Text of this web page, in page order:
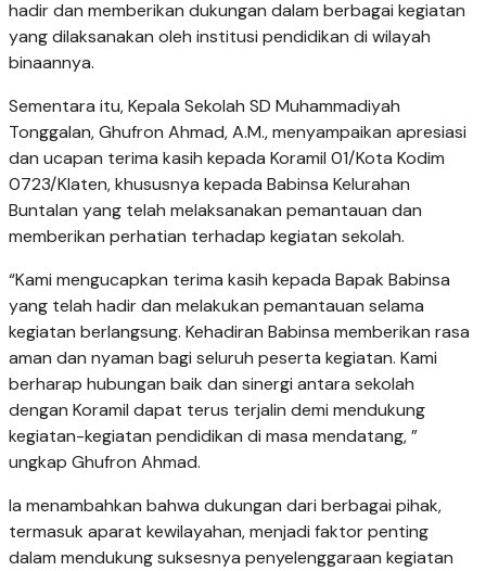
hadir dan memberikan dukungan dalam berbagai kegiatan
yang dilaksanakan oleh institusi pendidikan di wilayah
binaannya.
Sementara itu, Kepala Sekolah SD Muhammadiyah
Tonggalan, Ghufron Ahmad, A.M., menyampaikan apresiasi
dan ucapan terima kasih kepada Koramil 01/Kota Kodim
0723/Klaten, khususnya kepada Babinsa Kelurahan
Buntalan yang telah melaksanakan pemantauan dan
memberikan perhatian terhadap kegiatan sekolah.
“Kami mengucapkan terima kasih kepada Bapak Babinsa
yang telah hadir dan melakukan pemantauan selama
kegiatan berlangsung. Kehadiran Babinsa memberikan rasa
aman dan nyaman bagi seluruh peserta kegiatan. Kami
berharap hubungan baik dan sinergi antara sekolah
dengan Koramil dapat terus terjalin demi mendukung
kegiatan-kegiatan pendidikan di masa mendatang, ”
ungkap Ghufron Ahmad.
Ia menambahkan bahwa dukungan dari berbagai pihak,
termasuk aparat kewilayahan, menjadi faktor penting
dalam mendukung suksesnya penyelenggaraan kegiatan